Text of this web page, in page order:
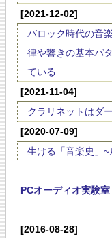
[2021-12-02]
バロック時代の音
律や響きの基本パ
ている
[2021-11-04]
クラリネットはダ
[2020-07-09]
生ける「音楽史」
PCオーディオ実験室
[2016-08-28]